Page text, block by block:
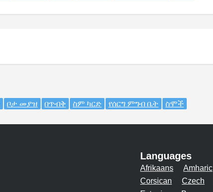
ቦታ መያዝ በጥብቅ ስም ካርድ የሰርግ ምግብ ቤት ስሞች
Languages
Afrikaans Amharic
Corsican
Czech